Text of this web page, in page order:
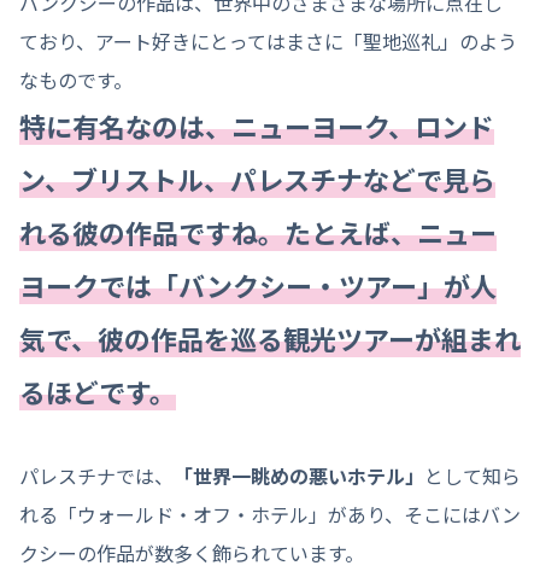
ており、アート好きにとってはまさに「聖地巡礼」のよう
なものです。
特に有名なのは、ニューヨーク、ロンド
ン、ブリストル、パレスチナなどで見ら
れる彼の作品ですね。たとえば、ニュー
ヨークでは「バンクシー・ツアー」が人
気で、彼の作品を巡る観光ツアーが組まれ
るほどです。
パレスチナでは、 「世界一眺めの悪いホテル」 として知ら
れる「ウォールド・オフ・ホテル」があり、そこにはバン
クシーの作品が数多く飾られています。